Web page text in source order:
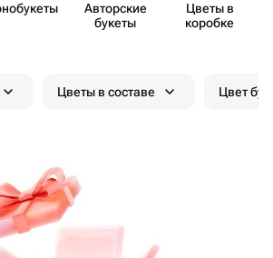
Авторские
букеты
Цветы в
коробке
Цветы в составе Цвет